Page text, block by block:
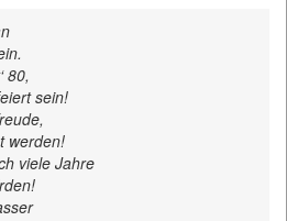
80,
sein!
werden!
viele Jahre